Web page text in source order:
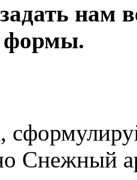
нам
формы.
Снежный